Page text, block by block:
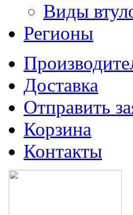
Виды
Регионы
Доставка
Отправить
Корзина
Контакты